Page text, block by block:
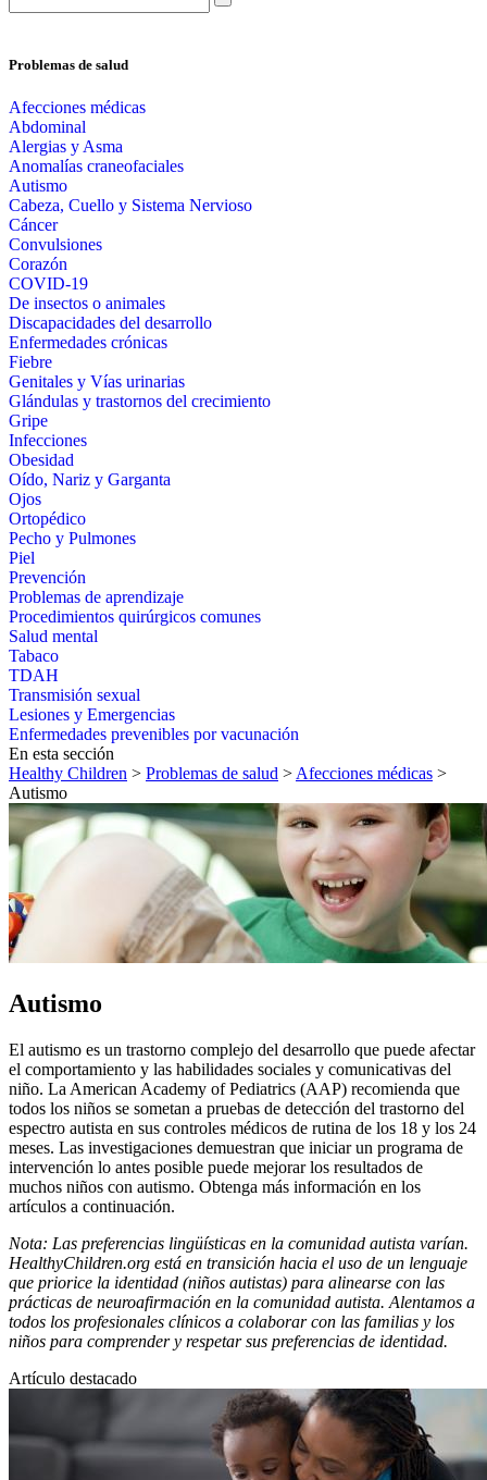
Problemas de salud
Afecciones médicas
Abdominal
Alergias y Asma
Anomalías craneofaciales
Autismo
Cabeza, Cuello y Sistema Nervioso
Cáncer
Convulsiones
Corazón
COVID-19
De insectos o animales
Discapacidades del desarrollo
Enfermedades crónicas
Fiebre
Genitales y Vías urinarias
Glándulas y trastornos del crecimiento
Gripe
Infecciones
Obesidad
Oído, Nariz y Garganta
Ojos
Ortopédico
Pecho y Pulmones
Piel
Prevención
Problemas de aprendizaje
Procedimientos quirúrgicos comunes
Salud mental
Tabaco
TDAH
Transmisión sexual
Lesiones y Emergencias
Enfermedades prevenibles por vacunación
En esta sección
Healthy Children > Problemas de salud > Afecciones médicas >
Autismo
Autismo
​El autismo es un trastorno complejo del desarrollo que puede afectar
el comportamiento y las habilidades sociales y comunicativas del
niño. La American Academy of Pediatrics (AAP) recomienda que
todos los niños se sometan a pruebas de detección del trastorno del
espectro autista en sus controles médicos de rutina de los 18 y los 24
meses. Las investigaciones demuestran que iniciar un programa de
intervención lo antes posible puede mejorar los resultados de
muchos niños con autismo. Obtenga más información en los
artículos a continuación.
Nota: Las preferencias lingüísticas en la comunidad autista varían.
HealthyChildren.org está en transición hacia el uso de un lenguaje
que priorice la identidad (niños autistas) para alinearse con las
prácticas de neuroafirmación en la comunidad autista. Alentamos a
todos los profesionales clínicos a colaborar con las familias y los
niños para comprender y respetar sus preferencias de identidad.​
Artículo destacado